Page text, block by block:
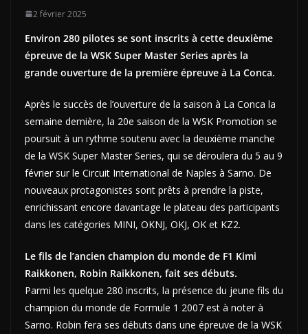
2 février 2025
Environ 280 pilotes se sont inscrits à cette deuxième
épreuve de la WSK Super Master Series après la
grande ouverture de la première épreuve à La Conca.
Après le succès de l’ouverture de la saison à La Conca la
semaine dernière, la 20e saison de la WSK Promotion se
poursuit à un rythme soutenu avec la deuxième manche
de la WSK Super Master Series, qui se déroulera du 5 au 9
février sur le Circuit International de Naples à Sarno. De
nouveaux protagonistes sont prêts à prendre la piste,
enrichissant encore davantage le plateau des participants
dans les catégories MINI, OKNJ, OKJ, OK et KZ2.
Le fils de l’ancien champion du monde de F1 Kimi
Raikkonen, Robin Raikkonen, fait ses débuts.
Parmi les quelque 280 inscrits, la présence du jeune fils du
champion du monde de Formule 1 2007 est à noter à
Sarno. Robin fera ses débuts dans une épreuve de la WSK